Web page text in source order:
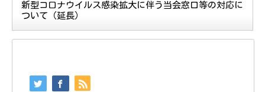
新型コロナウイルス感染拡大に伴う当会窓口等の対応に
ついて（延長）